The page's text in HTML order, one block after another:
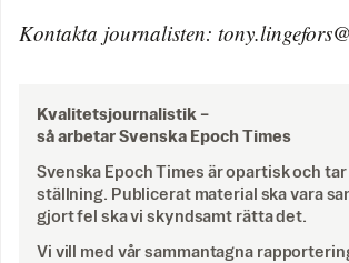
Kontakta journalisten:
Kvalitetsjournalistik –
så arbetar Svenska Epoch Times
Svenska Epoch Times är opartisk och
ställning. Publicerat material ska vara
gjort fel ska vi skyndsamt rätta det.
Vi vill med vår sammantagna